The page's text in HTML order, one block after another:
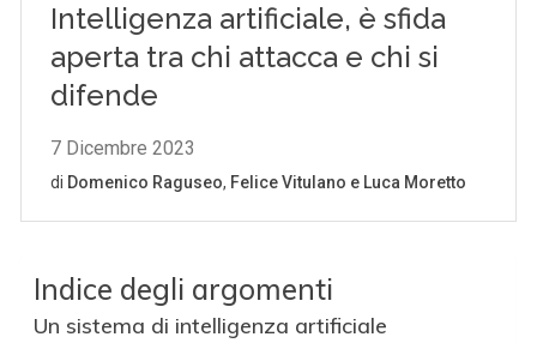
Indice degli argomenti
Un sistema di intelligenza artificiale